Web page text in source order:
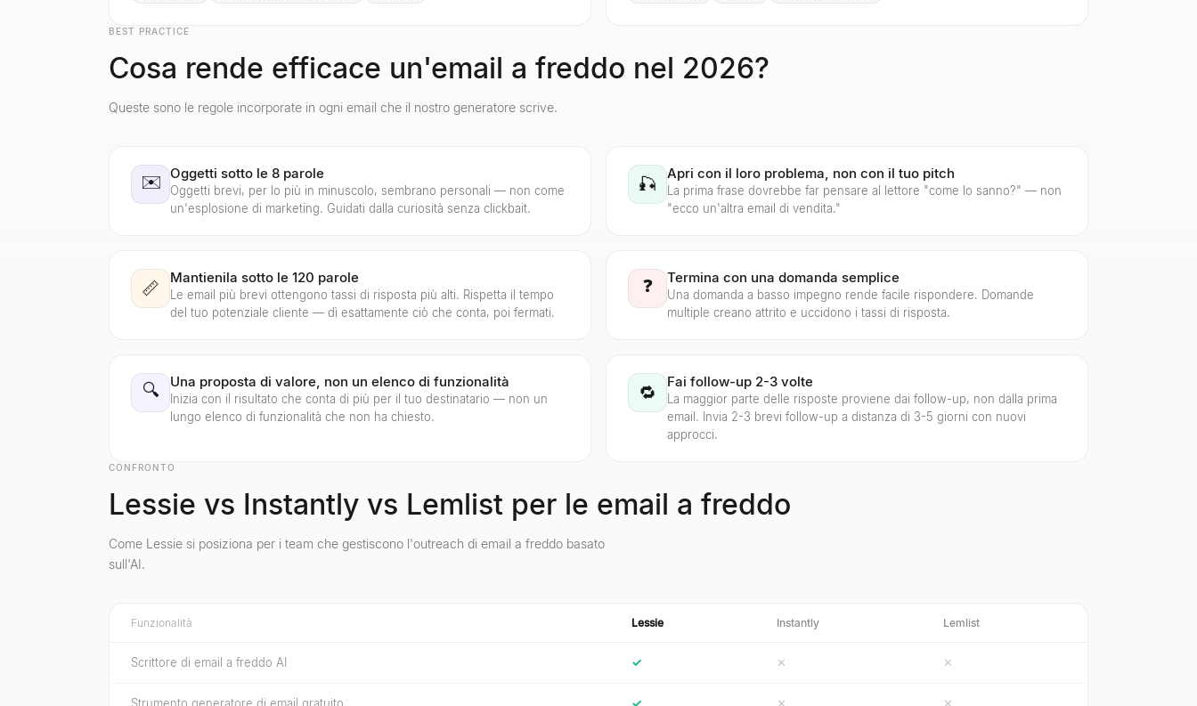
BEST PRACTICE
Cosa rende efficace un'email a freddo nel 2026?
Queste sono le regole incorporate in ogni email che il nostro generatore scrive.
✉️ Oggetti sotto le 8 parole
Oggetti brevi, per lo più in minuscolo, sembrano personali — non come
un'esplosione di marketing. Guidati dalla curiosità senza clickbait.
🎣
Apri con il loro problema, non con il tuo pitch
La prima frase dovrebbe far pensare al lettore "come lo sanno?" — non
"ecco un'altra email di vendita."
📏
Mantienila sotto le 120 parole
Le email più brevi ottengono tassi di risposta più alti. Rispetta il tempo
del tuo potenziale cliente — dì esattamente ciò che conta, poi fermati.
❓ Termina con una domanda semplice
Una domanda a basso impegno rende facile rispondere. Domande
multiple creano attrito e uccidono i tassi di risposta.
🔍 Una proposta di valore, non un elenco di funzionalità
Inizia con il risultato che conta di più per il tuo destinatario — non un
lungo elenco di funzionalità che non ha chiesto.
🔁
Fai follow-up 2-3 volte
La maggior parte delle risposte proviene dai follow-up, non dalla prima
email. Invia 2-3 brevi follow-up a distanza di 3-5 giorni con nuovi
approcci.
CONFRONTO
Lessie vs Instantly vs Lemlist per le email a freddo
Come Lessie si posiziona per i team che gestiscono l'outreach di email a freddo basato
sull'AI.
Funzionalità Lessie Instantly Lemlist
Scrittore di email a freddo AI ✓ ✕ ✕